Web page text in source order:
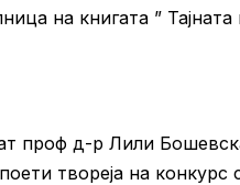
на книгата ”
проф д-р Лили
твореја на конкурс